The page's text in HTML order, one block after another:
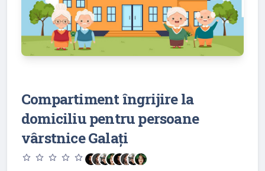
Compartiment îngrijire la
domiciliu pentru persoane
vârstnice Galați
star_outline star_outline star_outline star_outline star_outline